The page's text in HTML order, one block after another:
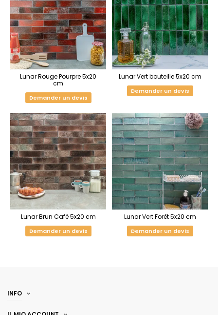
Lunar Rouge Pourpre 5x20
cm
Demander un devis
Lunar Vert bouteille 5x20 cm
Demander un devis
Lunar Brun Café 5x20 cm
Demander un devis
Lunar Vert Forêt 5x20 cm
Demander un devis
INFO